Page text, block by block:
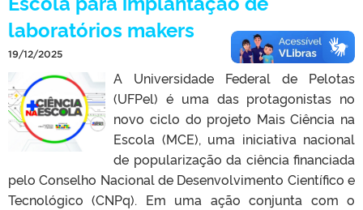
laboratórios makers
19/12/2025
A Universidade Federal de Pelotas
(UFPel) é uma das protagonistas no
novo ciclo do projeto Mais Ciência na
Escola (MCE), uma iniciativa nacional
de popularização da ciência financiada
pelo Conselho Nacional de Desenvolvimento Científico e
Tecnológico (CNPq). Em uma ação conjunta com o